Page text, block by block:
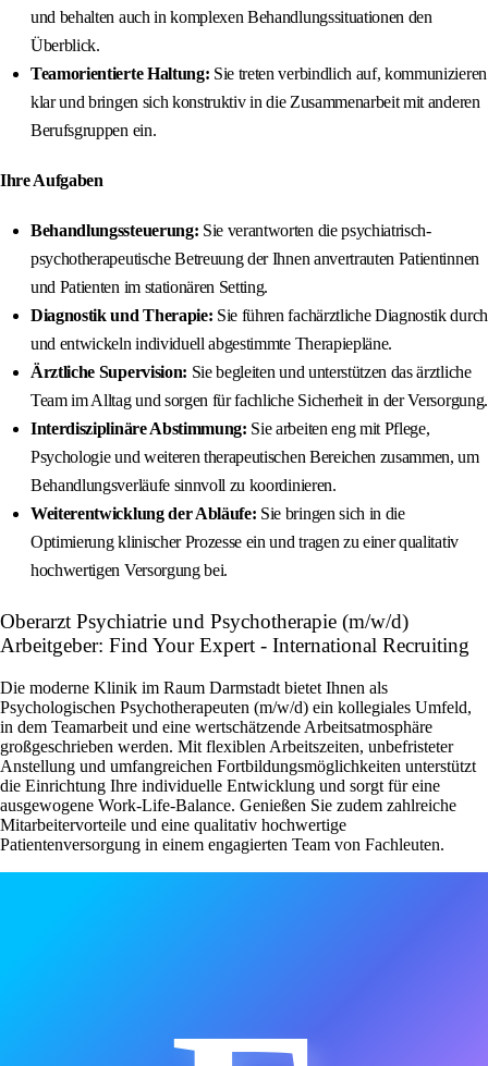
und behalten auch in komplexen Behandlungssituationen den
Überblick.
Teamorientierte Haltung: Sie treten verbindlich auf, kommunizieren
klar und bringen sich konstruktiv in die Zusammenarbeit mit anderen
Berufsgruppen ein.
Ihre Aufgaben
Behandlungssteuerung: Sie verantworten die psychiatrisch-
psychotherapeutische Betreuung der Ihnen anvertrauten Patientinnen
und Patienten im stationären Setting.
Diagnostik und Therapie: Sie führen fachärztliche Diagnostik durch
und entwickeln individuell abgestimmte Therapiepläne.
Ärztliche Supervision: Sie begleiten und unterstützen das ärztliche
Team im Alltag und sorgen für fachliche Sicherheit in der Versorgung.
Interdisziplinäre Abstimmung: Sie arbeiten eng mit Pflege,
Psychologie und weiteren therapeutischen Bereichen zusammen, um
Behandlungsverläufe sinnvoll zu koordinieren.
Weiterentwicklung der Abläufe: Sie bringen sich in die
Optimierung klinischer Prozesse ein und tragen zu einer qualitativ
hochwertigen Versorgung bei.
Oberarzt Psychiatrie und Psychotherapie (m/w/d)
Arbeitgeber: Find Your Expert - International Recruiting
Die moderne Klinik im Raum Darmstadt bietet Ihnen als
Psychologischen Psychotherapeuten (m/w/d) ein kollegiales Umfeld,
in dem Teamarbeit und eine wertschätzende Arbeitsatmosphäre
großgeschrieben werden. Mit flexiblen Arbeitszeiten, unbefristeter
Anstellung und umfangreichen Fortbildungsmöglichkeiten unterstützt
die Einrichtung Ihre individuelle Entwicklung und sorgt für eine
ausgewogene Work-Life-Balance. Genießen Sie zudem zahlreiche
Mitarbeitervorteile und eine qualitativ hochwertige
Patientenversorgung in einem engagierten Team von Fachleuten.